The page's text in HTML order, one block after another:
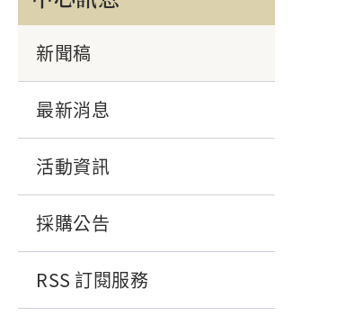
新聞稿
最新消息
活動資訊
採購公告
RSS 訂閱服務